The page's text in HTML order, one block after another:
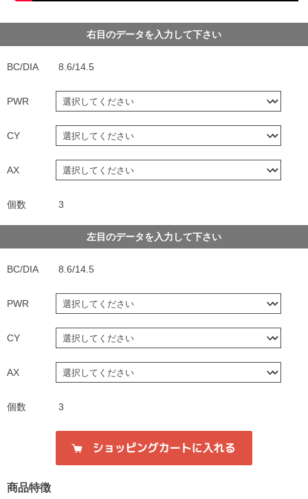
右目のデータを入力して下さい
BC/DIA 8.6/14.5
PWR
CY
AX
個数 3
左目のデータを入力して下さい
BC/DIA 8.6/14.5
PWR
CY
AX
個数 3
商品特徴